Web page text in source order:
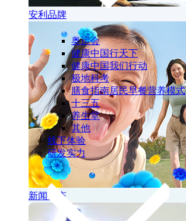
安利品牌
新闻动态
奥运会
健康中国行天下
健康中国我们行动
极地科考
膳食指南居民早餐营养模式
十三五
养生堂
其他
线下体验
研发实力